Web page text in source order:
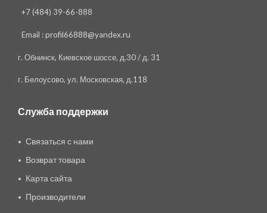
+7 (484) 39-66-888
Email :profil66888@yandex.ru
г. Обнинск, Киевское шоссе, д.30 / д. 31
г. Белоусово, ул. Московская, д.118
Служба поддержки
Связаться с нами
Возврат товара
Карта сайта
Производители